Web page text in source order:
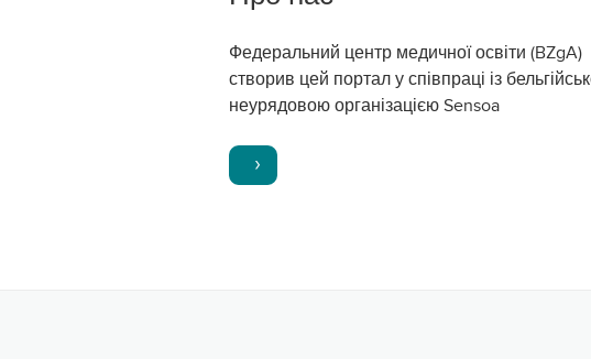
Федеральний центр медичної освіти (BZgA)
створив цей портал у співпраці із
неурядовою організацією Sensoa